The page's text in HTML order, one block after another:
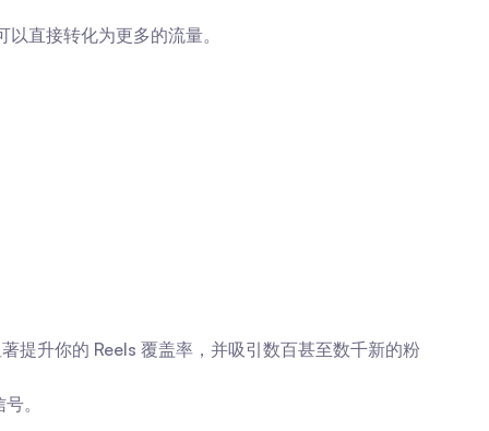
直接转化为更多的流量。
提升你的 Reels 覆盖率，并吸引数百甚至数千新的粉
。